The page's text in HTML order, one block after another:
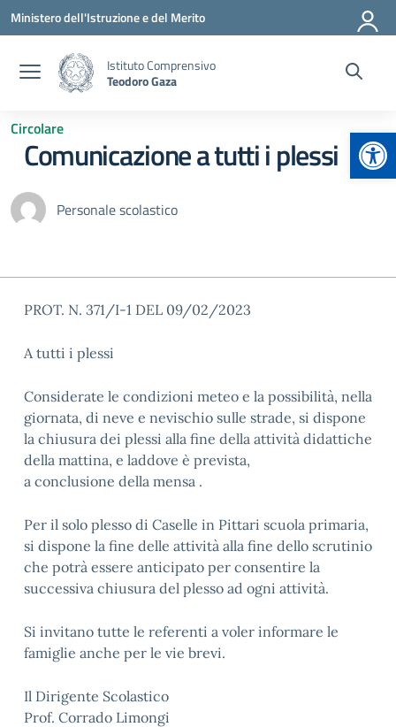
Vai ai contenuti
Vai al menu di navigazione
Vai al footer
Ministero dell'Istruzione e del Merito
Istituto Comprensivo
Teodoro Gaza
Circolare
Comunicazione a tutti i plessi
Personale scolastico
PROT. N. 371/I-1 DEL 09/02/2023
A tutti i plessi
Considerate le condizioni meteo e la possibilità, nella
giornata, di neve e nevischio sulle strade, si dispone
la chiusura dei plessi alla fine della attività didattiche
della mattina, e laddove è prevista,
a conclusione della mensa .
Per il solo plesso di Caselle in Pittari scuola primaria,
si dispone la fine delle attività alla fine dello scrutinio
che potrà essere anticipato per consentire la
successiva chiusura del plesso ad ogni attività.
Si invitano tutte le referenti a voler informare le
famiglie anche per le vie brevi.
Il Dirigente Scolastico
Prof. Corrado Limongi